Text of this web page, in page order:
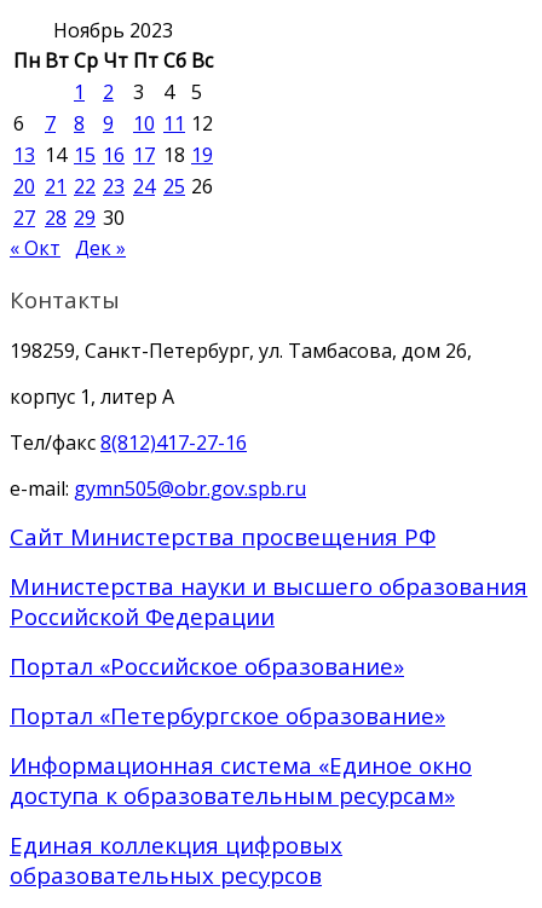
Ноябрь 2023
Пн ВтСр Чт ПтСб Вс
1
2 3 4
5
6
7 8 9 10 11 12
13 14 15 16 17 18 19
20 21 22 23 24 25 26
27 28 29 30
« Окт Дек »
Контакты
198259, Санкт-Петербург, ул. Тамбасова, дом 26,
корпус 1, литер А
Тел/факс8(812)417-27-16
e-mail: gymn505@obr.gov.spb.ru
Сайт Министерства просвещения РФ
Министерства науки и высшего образования
Российской Федерации
Портал «Российское образование»
Портал «Петербургское образование»
Информационная система «Единое окно
доступа к образовательным ресурсам»
Единая коллекция цифровых
образовательных ресурсов